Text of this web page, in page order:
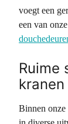
voegt een
een van onze
Ruime
kranen
Binnen